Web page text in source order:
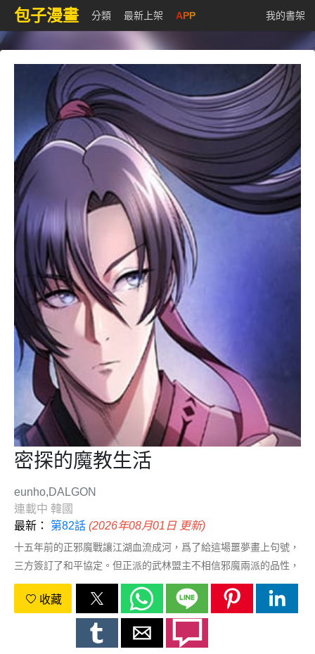
包子漫畫 分類 最新上架 APP 我的書架
密探的魔教生活
eunho,DALGON
連載中 韓國
最新： 第82話 (2026年08月01日 更新)
十五年前的正邪魔戰讓江湖血流成河，爲了給這場噩夢畫上句號，
三方簽訂了和平協定。但正派的武林盟主不相信邪魔兩派的品性，
於是成立了神秘的暗閣，以防邪魔兩派挑起紛爭。暗閣中的頂級精
英之一張以書被派去天魔神教做間諜，並且一做就是十四年。在這
十四年裡，他成爲了天魔神教反間諜隊的組長，卻一直沒有收到武
林盟發佈的任務。直到有一天，他終於收到了上面的命令，可任務
收藏